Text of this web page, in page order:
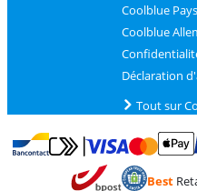
Coolblue
Coolblue
Déclaration
Tout sur
Payer avec Bancontact
Payer avec MasterCard et
Best